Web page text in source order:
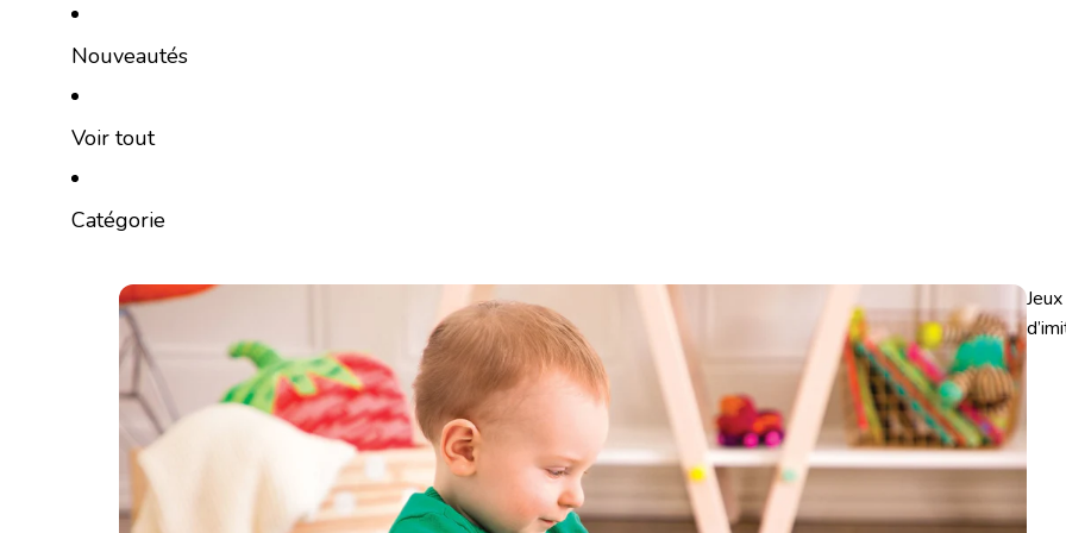
Nouveautés
Voir tout
Catégorie
Jeux